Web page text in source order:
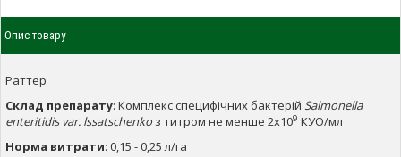
Опис товару
Раттер
Склад препарату: Комплекс специфічних бактерій Salmonellа
enteritidis var. lssatschenko з титром не менше 2х109 КУО/мл
Норма витрати: 0,15 - 0,25 л/га